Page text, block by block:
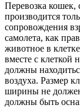
Перевозка кошек,
производится
сопровождения
самолета, как
животное в
вместе с
должны
воздуха. Размер
ширины не
должны быть